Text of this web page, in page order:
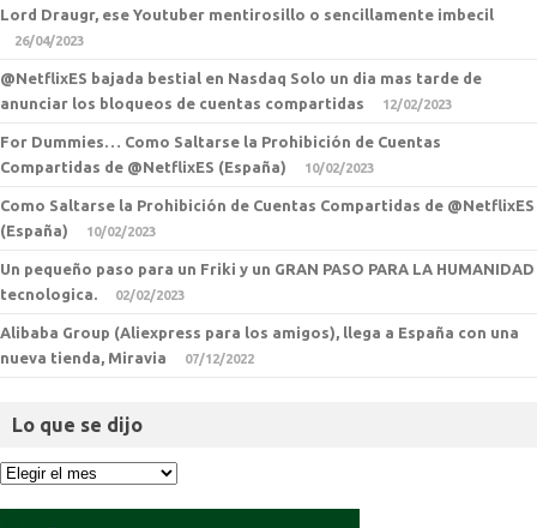
Lord Draugr, ese Youtuber mentirosillo o sencillamente imbecil
26/04/2023
@NetflixES bajada bestial en Nasdaq Solo un dia mas tarde de
anunciar los bloqueos de cuentas compartidas
12/02/2023
For Dummies… Como Saltarse la Prohibición de Cuentas
Compartidas de @NetflixES (España)
10/02/2023
Como Saltarse la Prohibición de Cuentas Compartidas de @NetflixES
(España)
10/02/2023
Un pequeño paso para un Friki y un GRAN PASO PARA LA HUMANIDAD
tecnologica.
02/02/2023
Alibaba Group (Aliexpress para los amigos), llega a España con una
nueva tienda, Miravia
07/12/2022
Lo que se dijo
Lo